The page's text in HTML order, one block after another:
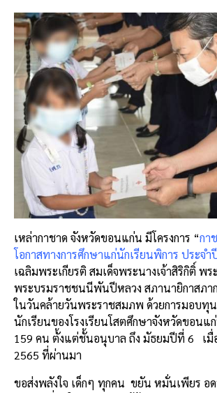
เหล่ากาชาด จังหวัดขอนแก่น มีโครงการ “กา
โอกาสทางการศึกษาแก่นักเรียนพิการ ประจำ
เฉลิมพระเกียรติ สมเด็จพระนางเจ้าสิริกิติ์ พ
พระบรมราชชนนีพันปีหลวง สภานายิกาสภา
ในวันคล้ายวันพระราชสมภพ ด้วยการมอบทุ
นักเรียนของโรงเรียนโสตศึกษาจังหวัดขอน
159 คน ตั้งแต่ชั้นอนุบาล ถึง มัธยมปีที่ 6 เมื่
2565 ที่ผ่านมา
ขอส่งพลังใจ เด็กๆ ทุกคน ขยัน หมั่นเพียร อ